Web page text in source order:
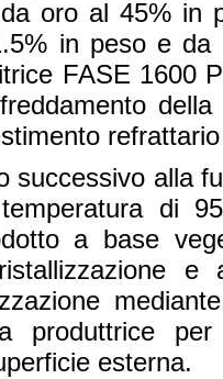
oro al 45% in
in peso e
FASE 1600
successivo alla
di
a base
produttrice
esterna.